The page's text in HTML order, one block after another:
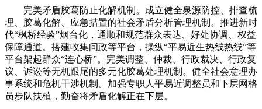
完美矛盾胶葛防止化解机制。成立健全泉源防控、排查梳
理、胶葛化解、应急措置的社会矛盾分析管理机制。推进新时
代“枫桥经验”烟台化，通顺和规范群众表达、好处协调、权益
保障通道。搭建收集问政等平台，操纵“平易近生热线热线”等
平台架起群众“连心桥”。完美调整、仲裁、行政裁决、行政复
议、诉讼等无机跟尾的多元化胶葛处理机制。健全社会意理办
事系统和危机干涉机制。加强专职人平易近调整员和下层网格
员步队扶植，勤奋将矛盾化解正在下层。